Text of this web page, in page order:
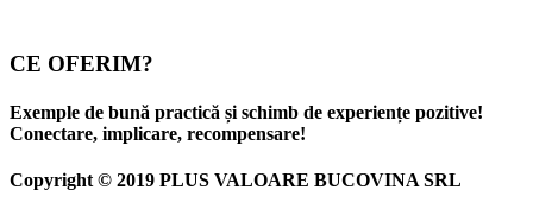
CE OFERIM?
Exemple de bună practică și schimb de experiențe pozitive!
Conectare, implicare, recompensare!
Copyright © 2019 PLUS VALOARE BUCOVINA SRL